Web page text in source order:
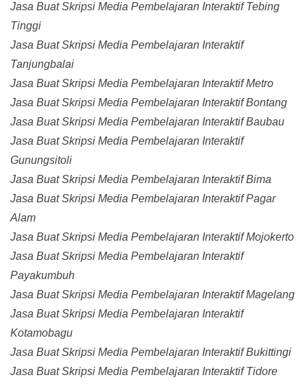
Jasa Buat Skripsi Media Pembelajaran Interaktif Tebing
Tinggi
Jasa Buat Skripsi Media Pembelajaran Interaktif
Tanjungbalai
Jasa Buat Skripsi Media Pembelajaran Interaktif Metro
Jasa Buat Skripsi Media Pembelajaran Interaktif Bontang
Jasa Buat Skripsi Media Pembelajaran Interaktif Baubau
Jasa Buat Skripsi Media Pembelajaran Interaktif
Gunungsitoli
Jasa Buat Skripsi Media Pembelajaran Interaktif Bima
Jasa Buat Skripsi Media Pembelajaran Interaktif Pagar
Alam
Jasa Buat Skripsi Media Pembelajaran Interaktif Mojokerto
Jasa Buat Skripsi Media Pembelajaran Interaktif
Payakumbuh
Jasa Buat Skripsi Media Pembelajaran Interaktif Magelang
Jasa Buat Skripsi Media Pembelajaran Interaktif
Kotamobagu
Jasa Buat Skripsi Media Pembelajaran Interaktif Bukittingi
Jasa Buat Skripsi Media Pembelajaran Interaktif Tidore